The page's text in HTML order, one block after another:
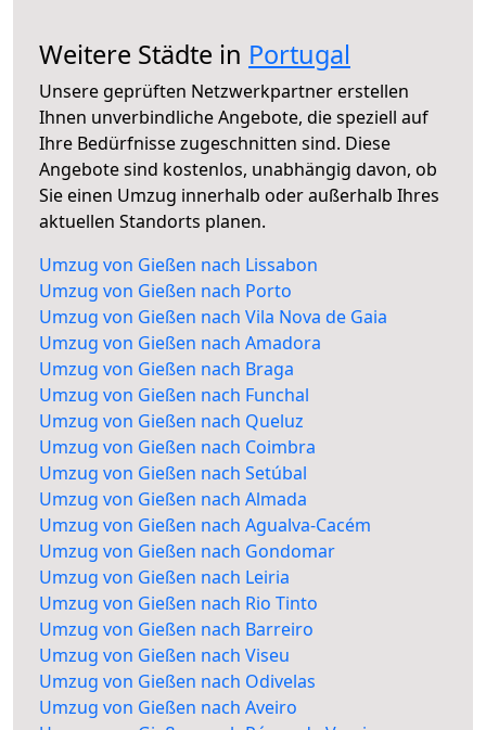
Weitere Städte in Portugal
Unsere geprüften Netzwerkpartner erstellen
Ihnen unverbindliche Angebote, die speziell auf
Ihre Bedürfnisse zugeschnitten sind. Diese
Angebote sind kostenlos, unabhängig davon, ob
Sie einen Umzug innerhalb oder außerhalb Ihres
aktuellen Standorts planen.
Umzug von Gießen nach Lissabon
Umzug von Gießen nach Porto
Umzug von Gießen nach Vila Nova de Gaia
Umzug von Gießen nach Amadora
Umzug von Gießen nach Braga
Umzug von Gießen nach Funchal
Umzug von Gießen nach Queluz
Umzug von Gießen nach Coimbra
Umzug von Gießen nach Setúbal
Umzug von Gießen nach Almada
Umzug von Gießen nach Agualva-Cacém
Umzug von Gießen nach Gondomar
Umzug von Gießen nach Leiria
Umzug von Gießen nach Rio Tinto
Umzug von Gießen nach Barreiro
Umzug von Gießen nach Viseu
Umzug von Gießen nach Odivelas
Umzug von Gießen nach Aveiro